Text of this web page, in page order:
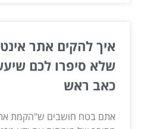
שלא סיפרו לכם
כאב ראש
אתם בטח חושבים ש"הקמת